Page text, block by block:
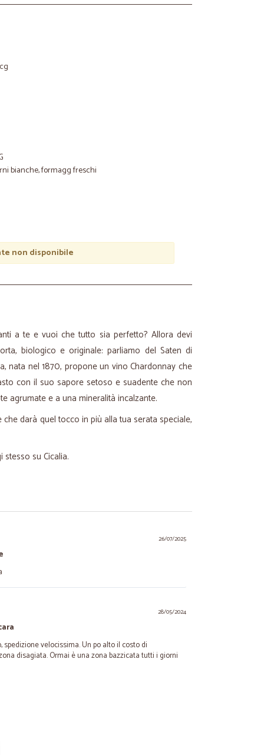
bianche, formagg freschi
non disponibile
a te e vuoi che tutto sia perfetto? Allora devi
biologico e originale: parliamo del Saten di
nata nel 1870, propone un vino Chardonnay che
con il suo sapore setoso e suadente che non
agrumate e a una mineralità incalzante.
darà quel tocco in più alla tua serata speciale,
su Cicalia.
26/07/2025
28/05/2024
velocissima. Un po alto il costo di
disagiata. Ormai è una zona bazzicata tutti i giorni
solo appunto: ogni volta un sacco arriva aperto in